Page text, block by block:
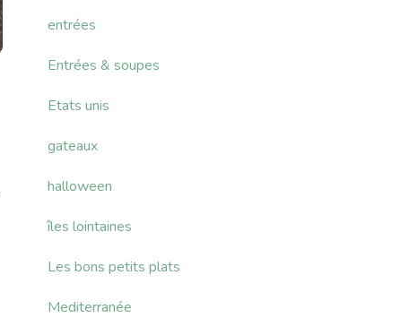
entrées
Entrées & soupes
Etats unis
gateaux
halloween
îles lointaines
Les bons petits plats
Mediterranée